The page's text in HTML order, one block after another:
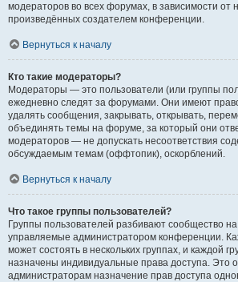
модераторов во всех форумах, в зависимости от
произведённых создателем конференции.
Вернуться к началу
Кто такие модераторы?
Модераторы — это пользователи (или группы
ежедневно следят за форумами. Они имеют
удалять сообщения, закрывать, открывать,
объединять темы на форуме, за который они
модераторов — не допускать несоответствия
обсуждаемым темам (оффтопик), оскорблений.
Вернуться к началу
Что такое группы пользователей?
Группы пользователей разбивают сообщество на
управляемые администратором конференции.
может состоять в нескольких группах, и каждой
назначены индивидуальные права доступа. Это
администраторам назначение прав доступа